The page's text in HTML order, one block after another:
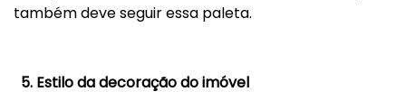
também deve seguir essa paleta.
5. Estilo da decoração do imóvel